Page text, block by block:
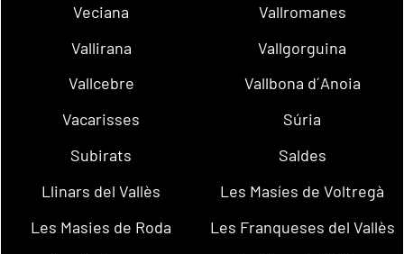
Veciana
Vallromanes
Vallirana
Vallgorguina
Vallcebre
Vallbona d´Anoia
Vacarisses
Súria
Subirats
Saldes
Llinars del Vallès
Les Masíes de Voltregà
Les Masies de Roda
Les Franqueses del Vallès